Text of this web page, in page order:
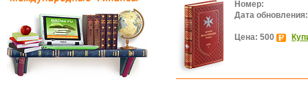
Номер:
Дата обновления:
Цена: 500